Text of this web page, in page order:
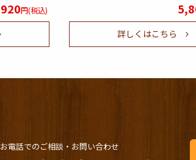
920円(税込)
詳しくはこちら
お電話でのご相談・お問い合わせ